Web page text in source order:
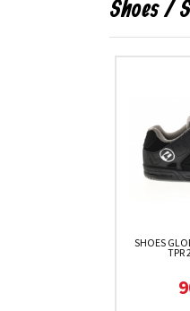
Shoes /
SHOES
TPR